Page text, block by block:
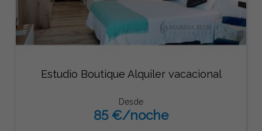
Estudio Boutique Alquiler vacacional
Desde
85 €/noche